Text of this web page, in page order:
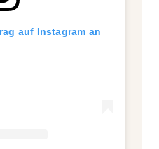
auf Instagram an